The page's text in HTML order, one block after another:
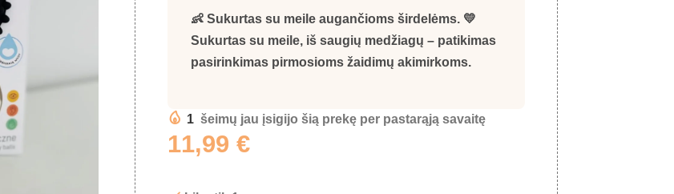
👶 Sukurtas su meile augančioms širdelėms. 💛
Sukurtas su meile, iš saugių medžiagų – patikimas
pasirinkimas pirmosioms žaidimų akimirkoms.
1 šeimų jau įsigijo šią prekę per pastarąją savaitę
11,99€